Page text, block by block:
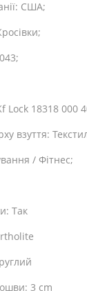
США;
18318 000
взуття:
/ Фітнес;
Так
3 cm